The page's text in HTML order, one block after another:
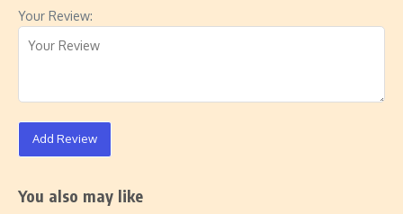
Your Review:
Add Review
You also may like